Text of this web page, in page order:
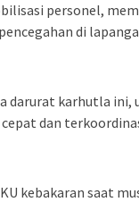
personel,
di
darurat karhutla ini,
dan
kebakaran saat